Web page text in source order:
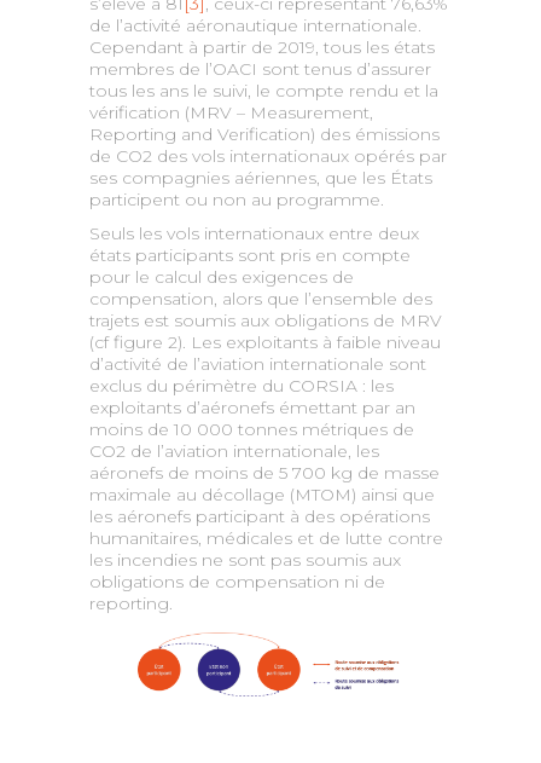
de l’activité aéronautique internationale.
Cependant à partir de 2019, tous les états
membres de l’OACI sont tenus d’assurer
tous les ans le suivi, le compte rendu et la
vérification (MRV – Measurement,
Reporting and Verification) des émissions
de CO2 des vols internationaux opérés par
ses compagnies aériennes, que les États
participent ou non au programme.
Seuls les vols internationaux entre deux
états participants sont pris en compte
pour le calcul des exigences de
compensation, alors que l’ensemble des
trajets est soumis aux obligations de MRV
(cf figure 2). Les exploitants à faible niveau
d’activité de l’aviation internationale sont
exclus du périmètre du CORSIA : les
exploitants d’aéronefs émettant par an
moins de 10 000 tonnes métriques de
CO2 de l’aviation internationale, les
aéronefs de moins de 5 700 kg de masse
maximale au décollage (MTOM) ainsi que
les aéronefs participant à des opérations
humanitaires, médicales et de lutte contre
les incendies ne sont pas soumis aux
obligations de compensation ni de
reporting.